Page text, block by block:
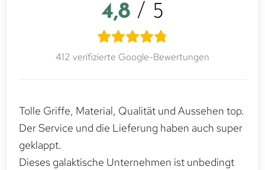
4,8 / 5
412 verifizierte Google-Bewertungen
Tolle Griffe, Material, Qualität und Aussehen top.
Der Service und die Lieferung haben auch super
geklappt.
Dieses galaktische Unternehmen ist unbedingt